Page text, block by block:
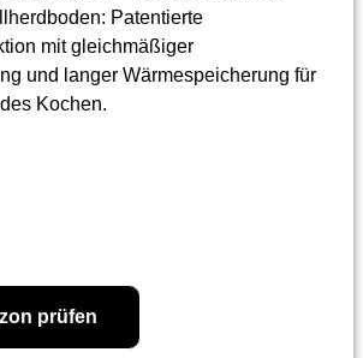
Patentierte
mit gleichmäßiger
und langer Wärmespeicherung für
Kochen.
prüfen